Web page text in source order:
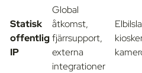
Statisk
offentlig
IP
Global
åtkomst,
fjärrsupport,
externa
integrationer